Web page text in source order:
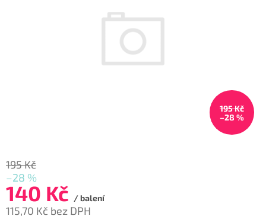
195 Kč
–28 %
195 Kč
–28 %
140 Kč / balení
115,70 Kč bez DPH